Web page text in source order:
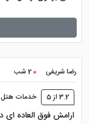
رضا شریفی 2 شب
3.2 از 5 خدمات
ارامش فوق العاده